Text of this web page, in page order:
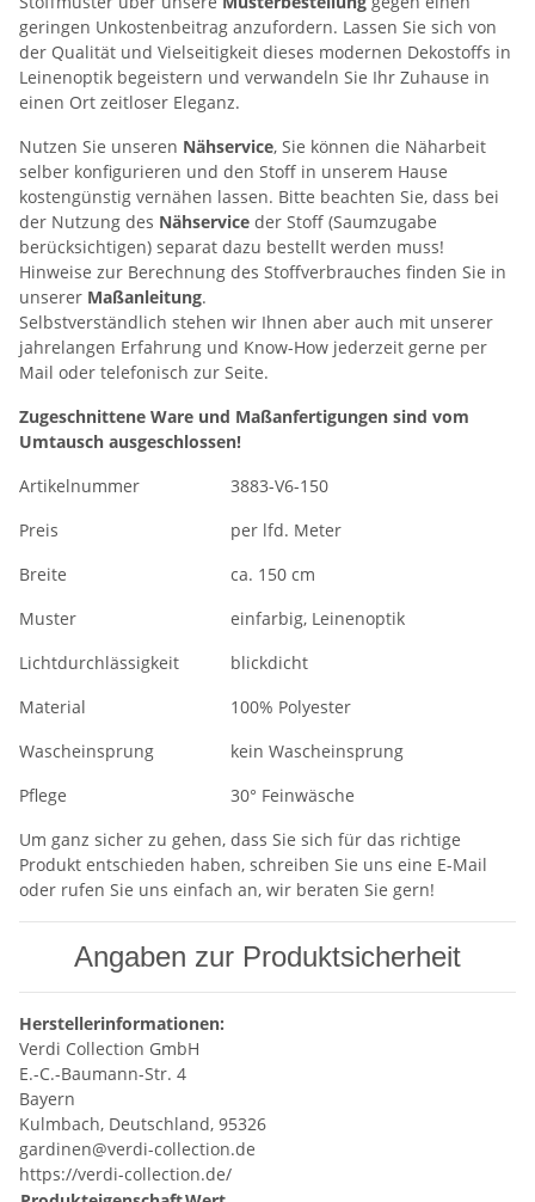
geringen Unkostenbeitrag anzufordern. Lassen Sie sich von
der Qualität und Vielseitigkeit dieses modernen Dekostoffs in
Leinenoptik begeistern und verwandeln Sie Ihr Zuhause in
einen Ort zeitloser Eleganz.
Nutzen Sie unseren Nähservice, Sie können die Näharbeit
selber konfigurieren und den Stoff in unserem Hause
kostengünstig vernähen lassen. Bitte beachten Sie, dass bei
der Nutzung des Nähservice der Stoff (Saumzugabe
berücksichtigen) separat dazu bestellt werden muss!
Hinweise zur Berechnung des Stoffverbrauches finden Sie in
unserer Maßanleitung.
Selbstverständlich stehen wir Ihnen aber auch mit unserer
jahrelangen Erfahrung und Know-How jederzeit gerne per
Mail oder telefonisch zur Seite.
Zugeschnittene Ware und Maßanfertigungen sind vom
Umtausch ausgeschlossen!
Artikelnummer
3883-V6-150
Preis
per lfd. Meter
Breite
ca. 150 cm
Muster
einfarbig, Leinenoptik
Lichtdurchlässigkeit
blickdicht
Material
100% Polyester
Wascheinsprung
kein Wascheinsprung
Pflege
30° Feinwäsche
Um ganz sicher zu gehen, dass Sie sich für das richtige
Produkt entschieden haben, schreiben Sie uns eine E-Mail
oder rufen Sie uns einfach an, wir beraten Sie gern!
Angaben zur Produktsicherheit
Herstellerinformationen:
Verdi Collection GmbH
E.-C.-Baumann-Str. 4
Bayern
Kulmbach, Deutschland, 95326
gardinen@verdi-collection.de
https://verdi-collection.de/